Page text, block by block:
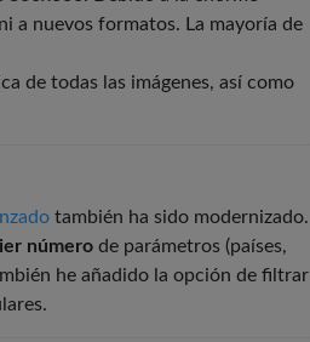
a nuevos formatos. La mayoría de
de todas las imágenes, así como
también ha sido modernizado.
número de parámetros (países,
he añadido la opción de filtrar